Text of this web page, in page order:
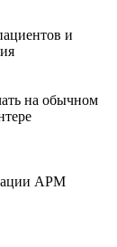
и
на обычном
АРМ